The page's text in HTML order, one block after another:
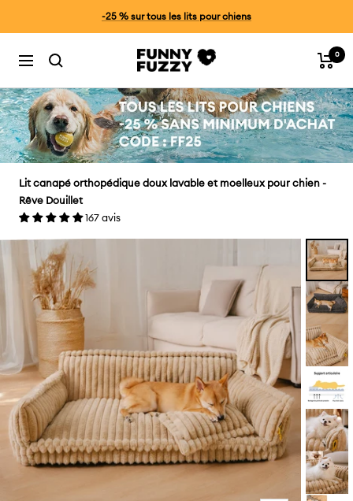
-20% sur tout, CODE: FF20
Navigation
FunnyFuzzyFR Panier
0
Lit canapé orthopédique doux lavable et moelleux pour chien -
Rêve Douillet
167 avis